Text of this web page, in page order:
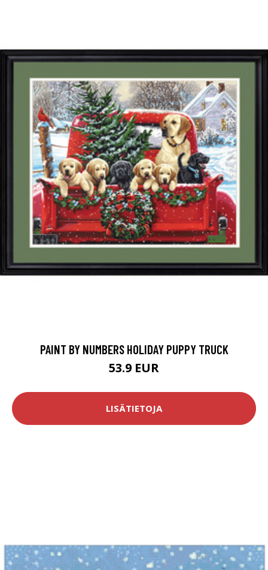
PAINT BY NUMBERS HOLIDAY PUPPY TRUCK
53.9 EUR
LISÄTIETOJA